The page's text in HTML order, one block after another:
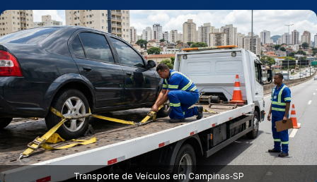
Transporte de Veículos em Campinas‑SP